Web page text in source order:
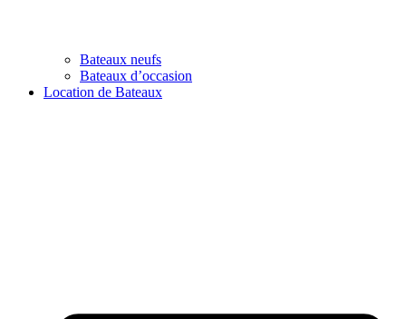
Bateaux neufs
Bateaux d’occasion
Location de Bateaux